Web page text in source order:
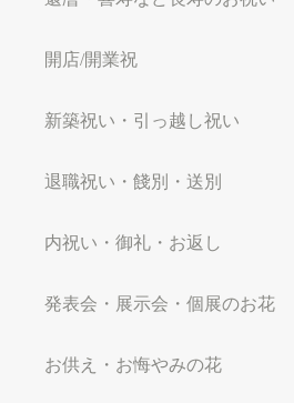
開店/開業祝
新築祝い・引っ越し祝い
退職祝い・餞別・送別
内祝い・御礼・お返し
発表会・展示会・個展のお花
お供え・お悔やみの花